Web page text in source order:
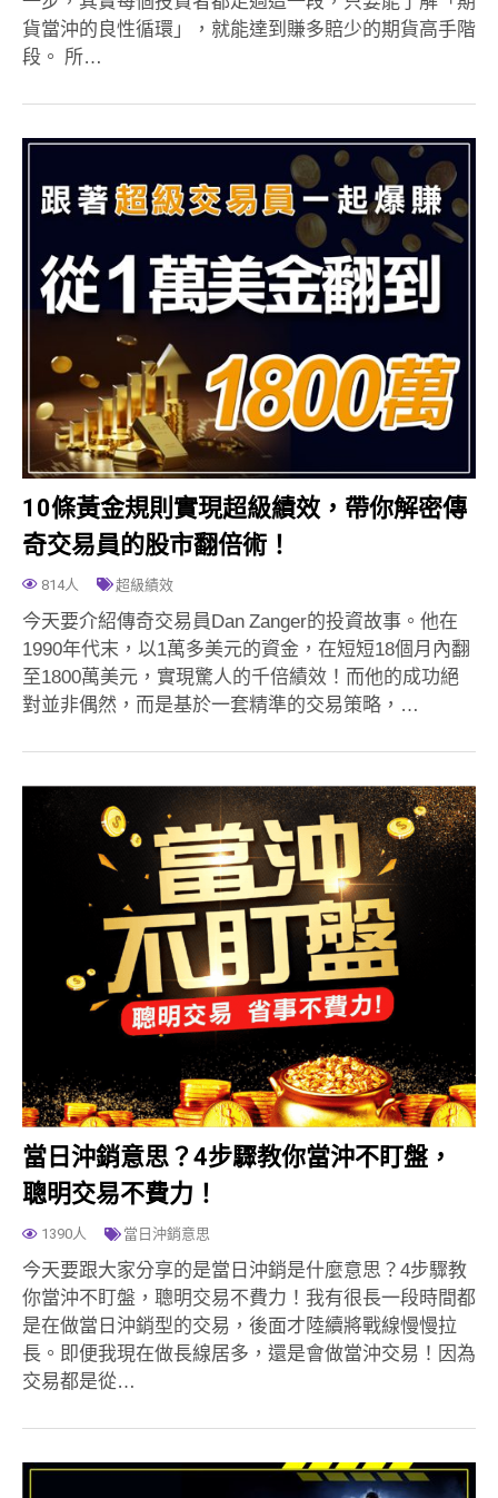
貨當沖的良性循環」，就能達到賺多賠少的期貨高手階
段。 所…
10條黃金規則實現超級績效，帶你解密傳
奇交易員的股市翻倍術！
814人 超級績效
今天要介紹傳奇交易員Dan Zanger的投資故事。他在
1990年代末，以1萬多美元的資金，在短短18個月內翻
至1800萬美元，實現驚人的千倍績效！而他的成功絕
對並非偶然，而是基於一套精準的交易策略，…
當日沖銷意思？4步驟教你當沖不盯盤，
聰明交易不費力！
1390人 當日沖銷意思
今天要跟大家分享的是當日沖銷是什麼意思？4步驟教
你當沖不盯盤，聰明交易不費力！我有很長一段時間都
是在做當日沖銷型的交易，後面才陸續將戰線慢慢拉
長。即便我現在做長線居多，還是會做當沖交易！因為
交易都是從…